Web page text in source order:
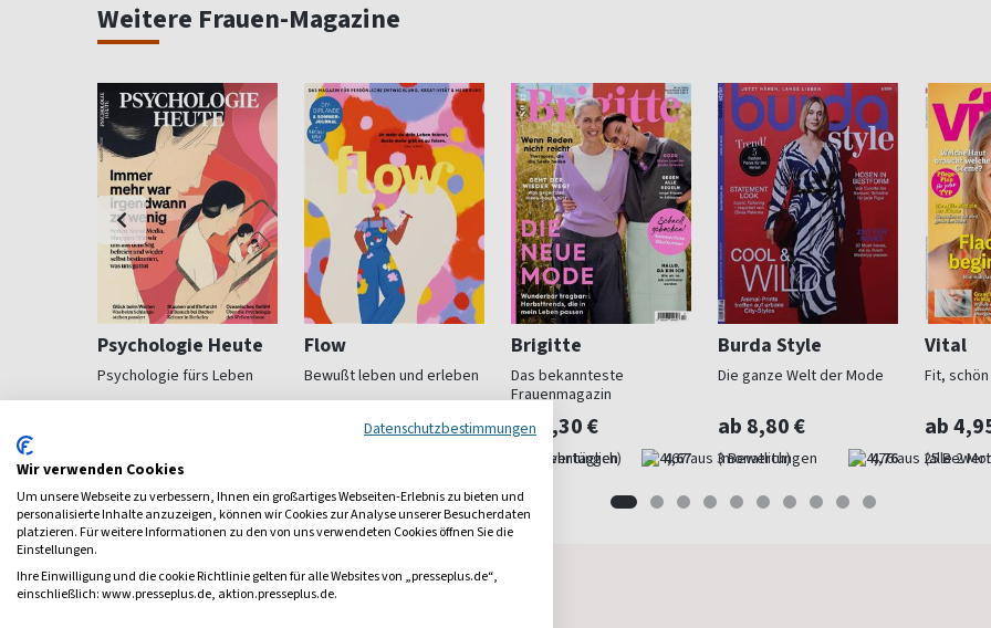
Weitere Frauen-Magazine
Psychologie Heute
Psychologie fürs Leben
Flow
Bewußt leben und erleben
ab 8,50 €
Brigitte
Das bekannteste
Frauenmagazin
ab 4,30 €
(vierzehntäglich) 4,67
Burda Style
Die ganze Welt der Mode
ab 8,80 €
(monatlich) 4,76
Vital
Fit,
ab
(alle 2
Haus & Garten Magazine
Datenschutzbestimmungen
Wir verwenden Cookies
Um unsere Webseite zu verbessern, Ihnen ein großartiges Webseiten-Erlebnis zu bieten und
personalisierte Inhalte anzuzeigen, können wir Cookies zur Analyse unserer Besucherdaten
platzieren. Für weitere Informationen zu den von uns verwendeten Cookies öffnen Sie die
Einstellungen.
Ihre Einwilligung und die cookie Richtlinie gelten für alle Websites von „presseplus.de“,
einschließlich: www.presseplus.de, aktion.presseplus.de.